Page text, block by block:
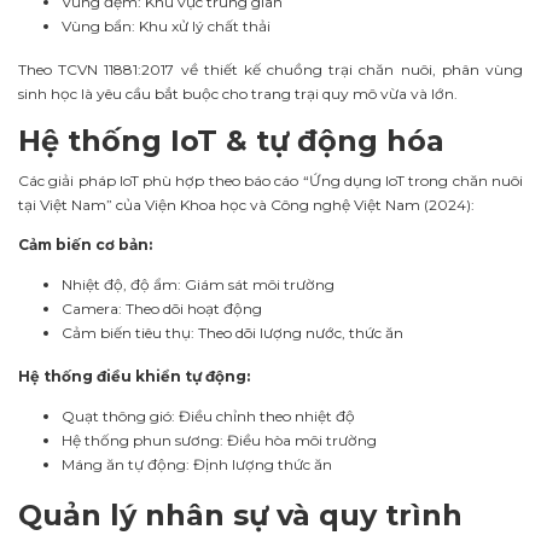
Vùng bẩn: Khu xử lý chất thải
Theo TCVN 11881:2017 về thiết kế chuồng trại chăn nuôi, phân vùng
sinh học là yêu cầu bắt buộc cho trang trại quy mô vừa và lớn.
Hệ thống IoT & tự động hóa
Các giải pháp IoT phù hợp theo báo cáo “Ứng dụng IoT trong chăn nuôi
tại Việt Nam” của Viện Khoa học và Công nghệ Việt Nam (2024):
Cảm biến cơ bản:
Nhiệt độ, độ ẩm: Giám sát môi trường
Camera: Theo dõi hoạt động
Cảm biến tiêu thụ: Theo dõi lượng nước, thức ăn
Hệ thống điều khiển tự động:
Quạt thông gió: Điều chỉnh theo nhiệt độ
Hệ thống phun sương: Điều hòa môi trường
Máng ăn tự động: Định lượng thức ăn
Quản lý nhân sự và quy trình